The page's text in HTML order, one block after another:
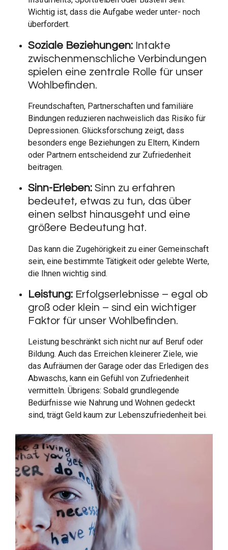
Wichtig ist, dass die Aufgabe weder unter- noch
überfordert.
Soziale Beziehungen:Intakte
zwischenmenschliche Verbindungen
spielen eine zentrale Rolle für unser
Wohlbefinden.
Freundschaften, Partnerschaften und familiäre
Bindungen reduzieren nachweislich das Risiko für
Depressionen. Glücksforschung zeigt, dass
besonders enge Beziehungen zu Eltern, Kindern
oder Partnern entscheidend zur Zufriedenheit
beitragen.
Sinn-Erleben:Sinn zu erfahren
bedeutet, etwas zu tun, das über
einen selbst hinausgeht und eine
größere Bedeutung hat.
Das kann die Zugehörigkeit zu einer Gemeinschaft
sein, eine bestimmte Tätigkeit oder gelebte Werte,
die Ihnen wichtig sind.
Leistung:Erfolgserlebnisse – egal ob
groß oder klein – sind ein wichtiger
Faktor für unser Wohlbefinden.
Leistung beschränkt sich nicht nur auf Beruf oder
Bildung. Auch das Erreichen kleinerer Ziele, wie
das Aufräumen der Garage oder das Erledigen des
Abwaschs, kann ein Gefühl von Zufriedenheit
vermitteln. Übrigens: Sobald grundlegende
Bedürfnisse wie Nahrung und Wohnen gedeckt
sind, trägt Geld kaum zur Lebenszufriedenheit bei.